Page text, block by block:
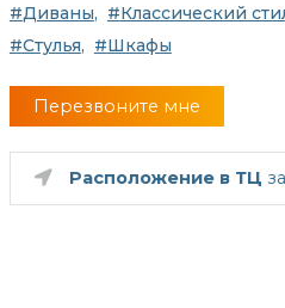
Диваны Классический
Стулья
Шкафы
Перезвоните мне
Расположение в ТЦ